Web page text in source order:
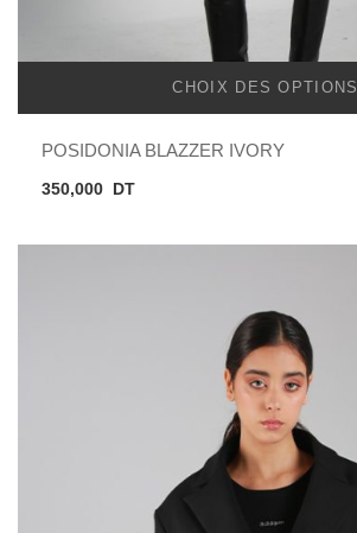
CHOIX DES OPTIONS
POSIDONIA BLAZZER IVORY
350,000 DT